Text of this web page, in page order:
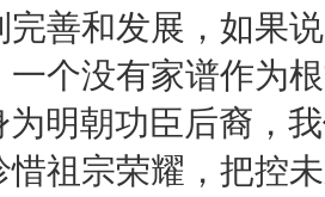
完善和发展，如果
一个没有家谱作为
明朝功臣后裔，
惜祖宗荣耀，把控